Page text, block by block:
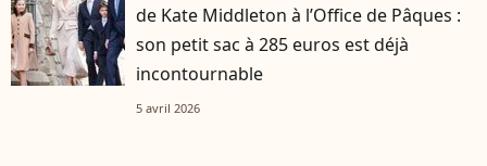
de Kate Middleton à l’Office de Pâques :
son petit sac à 285 euros est déjà
incontournable
5 avril 2026